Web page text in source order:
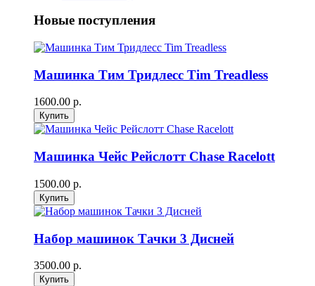
Новые поступления
Машинка Тим Тридлесс Tim Treadless
1600.00 р.
Машинка Чейс Рейслотт Chase Racelott
1500.00 р.
Набор машинок Тачки 3 Дисней
3500.00 р.